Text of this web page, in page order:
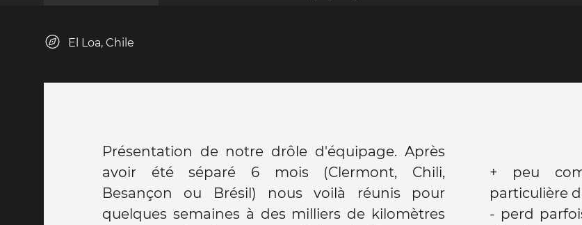
El Loa, Chile
Présentation de notre drôle d'équipage. Après
avoir été séparé 6 mois (Clermont, Chili,
Besançon ou Brésil) nous voilà réunis pour
quelques semaines à des milliers de kilomètres
+ peu
particulière
- perd